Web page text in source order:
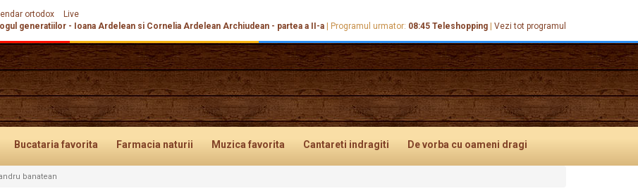
ortodox
Live
generatiilor - Ioana Ardelean si Cornelia Ardelean Archiudean - partea a II-a Programul urmator: 08:45 Teleshopping Vezi tot programul
Bucataria favorita Farmacia naturii Muzica favorita Cantareti indragiti De vorba cu oameni dragi
banatean